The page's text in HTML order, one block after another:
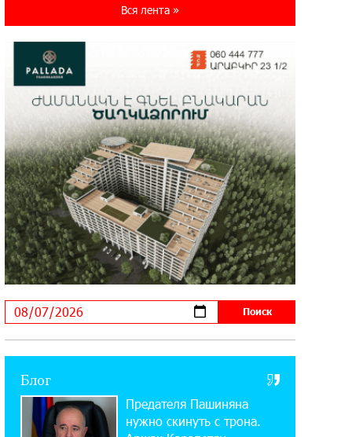
Summit
10:12:55 3-08-2026
В мобильном приложении Юнибанка
теперь можно зарегистрироваться
также с помощью imID
21:09:13 31-07-2026
«Бесплатные бонусы в играх»:
IDBank предупреждает о
кибератаках на школьников
11:21:15 31-07-2026
расширяться. Когда-нибудь это
поймёт и рядовой армянин, но будет уже поздно
Геноцида армян против Эрдогана,
то что для него значит сам Геноцид?
Вся лента »
Блог
Предателя Пашиняна
нужно скинуть с трона.